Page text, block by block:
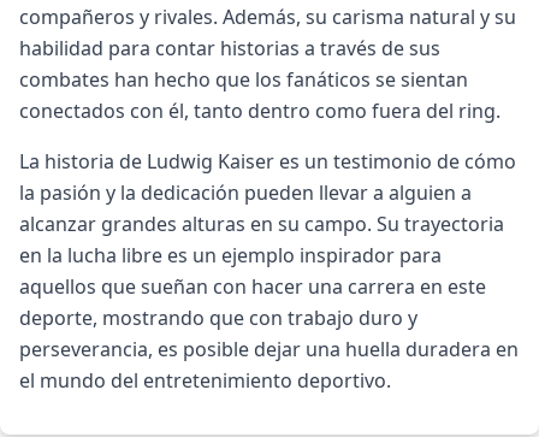
compañeros y rivales. Además, su carisma natural y su
habilidad para contar historias a través de sus
combates han hecho que los fanáticos se sientan
conectados con él, tanto dentro como fuera del ring.
La historia de Ludwig Kaiser es un testimonio de cómo
la pasión y la dedicación pueden llevar a alguien a
alcanzar grandes alturas en su campo. Su trayectoria
en la lucha libre es un ejemplo inspirador para
aquellos que sueñan con hacer una carrera en este
deporte, mostrando que con trabajo duro y
perseverancia, es posible dejar una huella duradera en
el mundo del entretenimiento deportivo.